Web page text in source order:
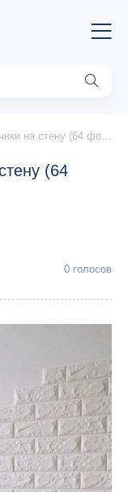
на стену (64 фото)
(64
0 голосов